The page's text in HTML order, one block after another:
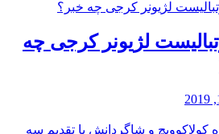
لژیونر کرجی چه